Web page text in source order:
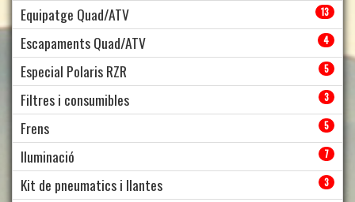
Equipatge Quad/ATV 13
Escapaments Quad/ATV 4
Especial Polaris RZR 5
Filtres i consumibles 3
Frens 5
Iluminació 7
Kit de pneumatics i llantes 3